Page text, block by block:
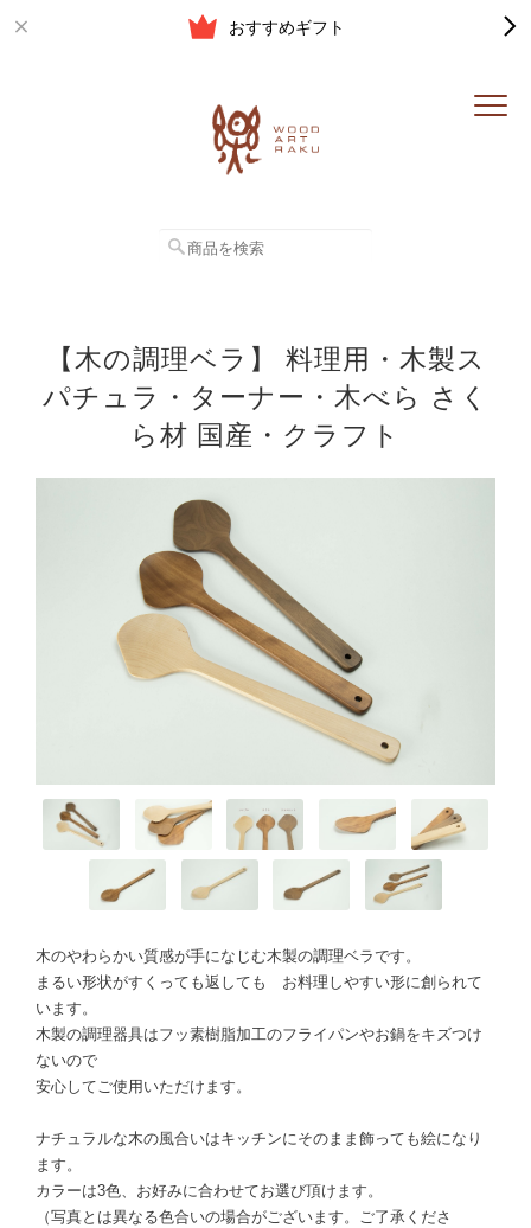
おすすめギフト
【木の調理ベラ】 料理用・木製ス
パチュラ・ターナー・木べら さく
ら材 国産・クラフト
木のやわらかい質感が手になじむ木製の調理ベラです。
まるい形状がすくっても返しても お料理しやすい形に創られて
います。
木製の調理器具はフッ素樹脂加工のフライパンやお鍋をキズつけ
ないので
安心してご使用いただけます。
ナチュラルな木の風合いはキッチンにそのまま飾っても絵になり
ます。
カラーは3色、お好みに合わせてお選び頂けます。
（写真とは異なる色合いの場合がございます。ご了承くださ